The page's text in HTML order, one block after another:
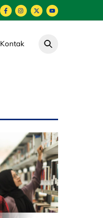
Kontak